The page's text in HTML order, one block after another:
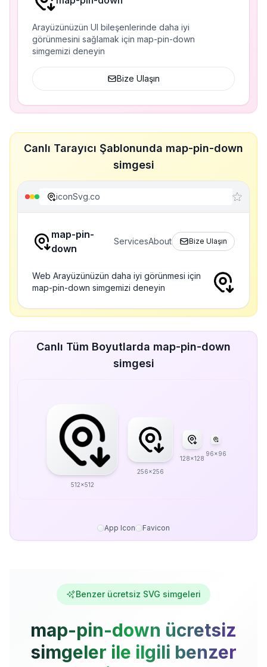
Arayüzünüzün UI bileşenlerinde daha iyi
görünmesini sağlamak için map-pin-down
simgemizi deneyin
Bize Ulaşın
Canlı Tarayıcı Şablonunda map-pin-down
simgesi
iconSvg.co
map-pin-
down
ServicesAbout Bize Ulaşın
Web Arayüzünüzün daha iyi görünmesi için
map-pin-down simgemizi deneyin
Canlı Tüm Boyutlarda map-pin-down
simgesi
512x512
256x256
128x128
96x96
App Icon Favicon
Benzer ücretsiz SVG simgeleri
map-pin-down ücretsiz
simgeler ile ilgili benzer